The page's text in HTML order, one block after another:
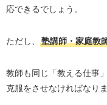
応できるでしょう。
ただし、 塾講師・家庭教
教師も同じ「教える仕事
克服をさせなければなりま